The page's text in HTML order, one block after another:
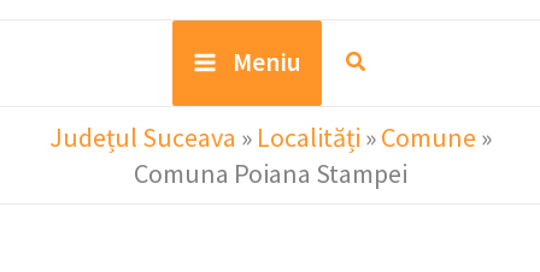
Meniu
Județul Suceava » Localități »Comune »
Comuna Poiana Stampei